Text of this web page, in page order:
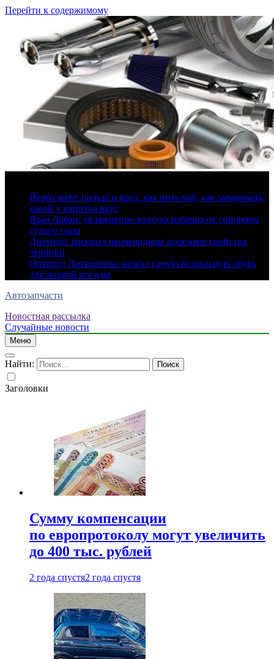
Перейти к содержимому
Йерба мате: польза и вред, как пить чай, как заваривать,
какой у напитка вкус
Врач Лобан: увлажнение воздуха избавит от синдрома
сухого глаза
Диетолог раскрыл неочевидные полезные свойства
черники
Ортопед Литвиненко назвал самую безопасную обувь
для жаркой погоды
Автозапчасти
Новостная рассылка
Случайные новости
Меню
Найти:
Заголовки
Сумму компенсации
по европротоколу могут увеличить
до 400 тыс. рублей
2 года спустя2 года спустя